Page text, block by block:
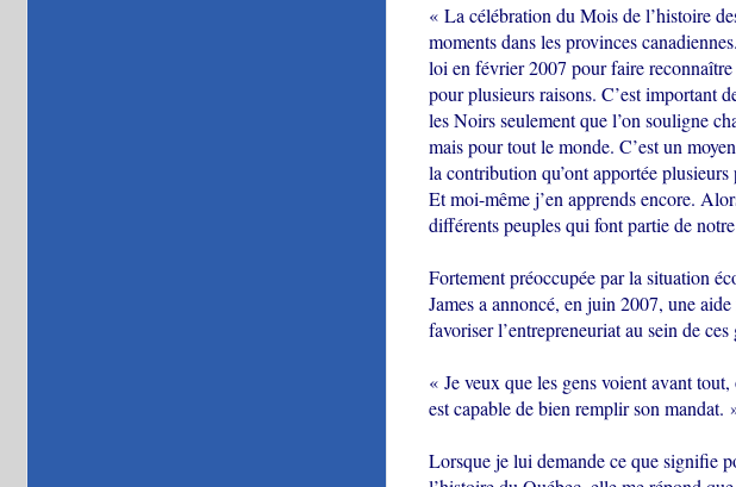
« La célébration du Mois de l’histoire
moments dans les provinces
loi en février 2007 pour faire
pour plusieurs raisons. C’est important
les Noirs seulement que l’on souligne
mais pour tout le monde. C’est un
la contribution qu’ont apportée
Et moi-même j’en apprends encore.
différents peuples qui font partie de
Fortement préoccupée par la situation
James a annoncé, en juin 2007, une
favoriser l’entrepreneuriat au sein de ces
« Je veux que les gens voient avant
est capable de bien remplir son mandat.
Lorsque je lui demande ce que signifie